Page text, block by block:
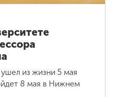
из жизни 5 мая
8 мая в Нижнем